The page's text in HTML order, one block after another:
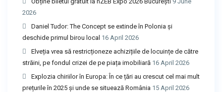
2026
Daniel Tudor: The Concept se extinde în Polonia și
deschide primul birou local 16 April 2026
Elveția vrea să restricționeze achizițiile de locuințe de către
străini, pe fondul crizei de pe piața imobiliară 16 April 2026
Explozia chiriilor în Europa: În ce țări au crescut cel mai mult
prețurile în 2025 și unde se situează România 15 April 2026